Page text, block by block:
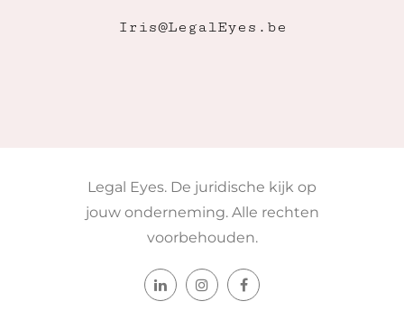
Iris@LegalEyes.be
Legal Eyes. De juridische kijk op
jouw onderneming. Alle rechten
voorbehouden.